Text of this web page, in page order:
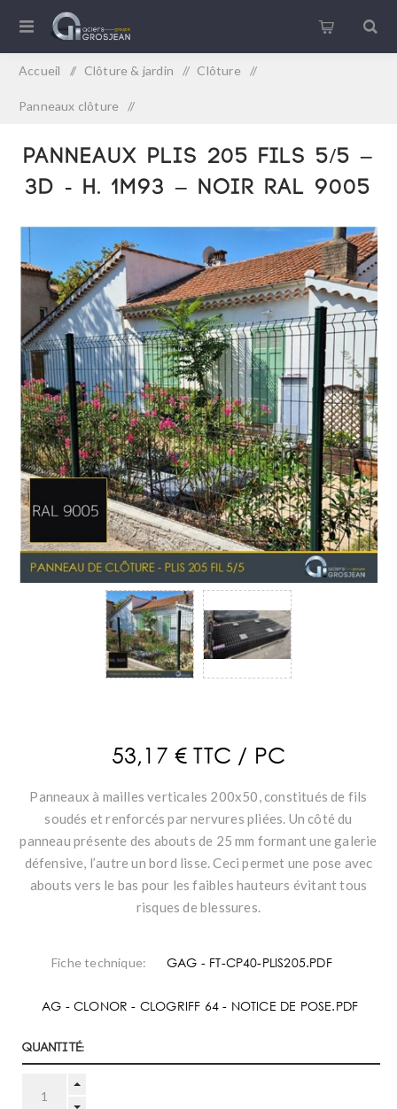
Accueil / Clôture & jardin / Clôture /
Panneaux clôture /
PANNEAUX PLIS 205 Fils 5/5 –
3D - H. 1m93 – NOIR RAL 9005
53,17 € TTC / PC
Panneaux à mailles verticales 200x50, constitués de fils
soudés et renforcés par nervures pliées. Un côté du
panneau présente des abouts de 25 mm formant une galerie
défensive, l’autre un bord lisse. Ceci permet une pose avec
abouts vers le bas pour les faibles hauteurs évitant tous
risques de blessures.
Fiche technique: GAG - FT-CP40-PLIS205.PDF
AG - CLONOR - CLOGRIFF 64 - NOTICE DE POSE.PDF
Quantité: